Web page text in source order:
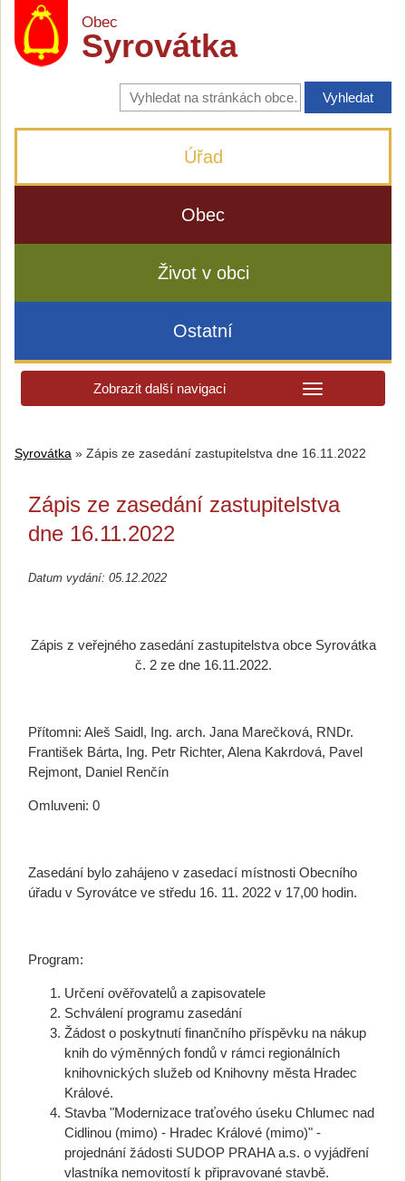
Obec
Syrovátka
Vyhledávání
na
stránkách
Úřad
Obec
Život v obci
Ostatní
Zobrazit další navigaci
Syrovátka » Zápis ze zasedání zastupitelstva dne 16.11.2022
Zápis ze zasedání zastupitelstva
dne 16.11.2022
Datum vydání: 05.12.2022
Zápis z veřejného zasedání zastupitelstva obce Syrovátka
č. 2 ze dne 16.11.2022.
Přítomni: Aleš Saidl, Ing. arch. Jana Marečková, RNDr.
František Bárta, Ing. Petr Richter, Alena Kakrdová, Pavel
Rejmont, Daniel Renčín
Omluveni: 0
Zasedání bylo zahájeno v zasedací místnosti Obecního
úřadu v Syrovátce ve středu 16. 11. 2022 v 17,00 hodin.
Program:
Určení ověřovatelů a zapisovatele
Schválení programu zasedání
Žádost o poskytnutí finančního příspěvku na nákup
knih do výměnných fondů v rámci regionálních
knihovnických služeb od Knihovny města Hradec
Králové.
Stavba "Modernizace traťového úseku Chlumec nad
Cidlinou (mimo) - Hradec Králové (mimo)" -
projednání žádosti SUDOP PRAHA a.s. o vyjádření
vlastníka nemovitostí k připravované stavbě.